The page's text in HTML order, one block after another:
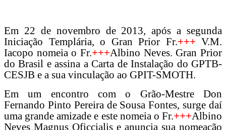
Em 22 de novembro de 2013, após a segunda
Iniciação Templária, o Gran Prior Fr.+++ V.M.
Iacopo nomeia o Fr.+++Albino Neves. Gran Prior
do Brasil e assina a Carta de Instalação do GPTB-
CESJB e a sua vinculação ao GPIT-SMOTH.
Em um encontro com o Grão-Mestre Don
Fernando Pinto Pereira de Sousa Fontes, surge daí
uma grande amizade e este nomeia o Fr.+++Albino
Neves Magnus Oficcialis e anuncia sua nomeação